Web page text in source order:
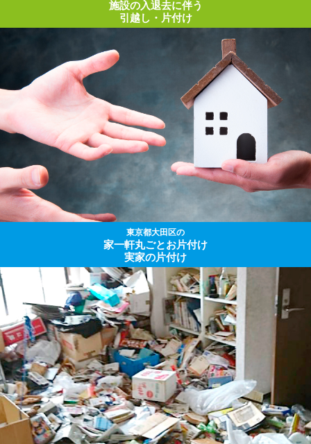
施設の入退去に伴う
引越し・片付け
東京都大田区の
家一軒丸ごとお片付け
実家の片付け